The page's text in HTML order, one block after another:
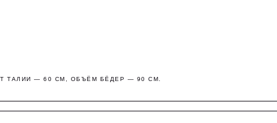
ТАЛИИ — 60 СМ, ОБЪЁМ БЁДЕР — 90 СМ.
Оплата частями